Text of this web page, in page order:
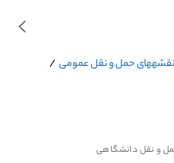
نقشه‎های حمل و نقل عمومی
/
و نقل دانشگاهی